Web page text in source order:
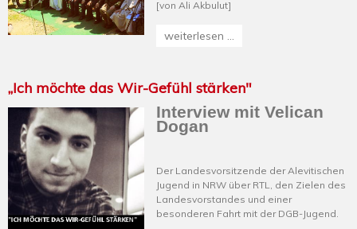
[von Ali Akbulut]
weiterlesen ...
„Ich möchte das Wir-Gefühl stärken"
Interview mit Velican
Dogan
Der Landesvorsitzende der Alevitischen
Jugend in NRW über RTL, den Zielen des
Landesvorstandes und einer
besonderen Fahrt mit der DGB-Jugend.